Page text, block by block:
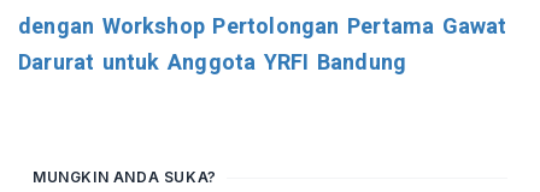
dengan Workshop Pertolongan Pertama Gawat
Darurat untuk Anggota YRFI Bandung